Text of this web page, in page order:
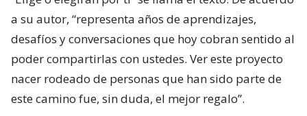
a su autor, “representa años de aprendizajes,
desafíos y conversaciones que hoy cobran sentido al
poder compartirlas con ustedes. Ver este proyecto
nacer rodeado de personas que han sido parte de
este camino fue, sin duda, el mejor regalo”.